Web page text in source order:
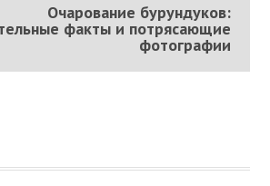
Очарование бурундуков:
факты и потрясающие
фотографии